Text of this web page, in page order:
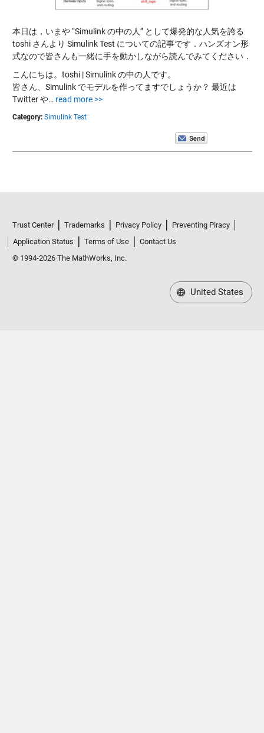
本日は，いまや “Simulink の中の人” として爆発的な人気を誇る
toshi さんより Simulink Test についての記事です．ハンズオン形
式なので皆さんも一緒に手を動かしながら読んでみてください．
こんにちは。toshi | Simulink の中の人です。
皆さん、Simulink でモデルを作ってますでしょうか？ 最近は
Twitter や… read more >>
Category: Simulink Test
Trust Center Trademarks Privacy Policy
Preventing Piracy
Application Status
Terms of Use
Contact Us
© 1994-2026 The MathWorks, Inc.
United States